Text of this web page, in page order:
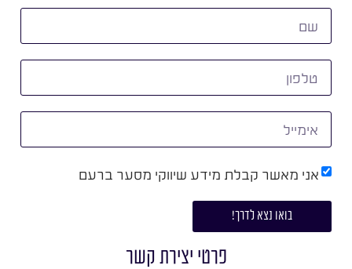
אני מאשר קבלת מידע שיווקי מסער ברעם
בואו נצא לדרך!
פרטי יצירת קשר